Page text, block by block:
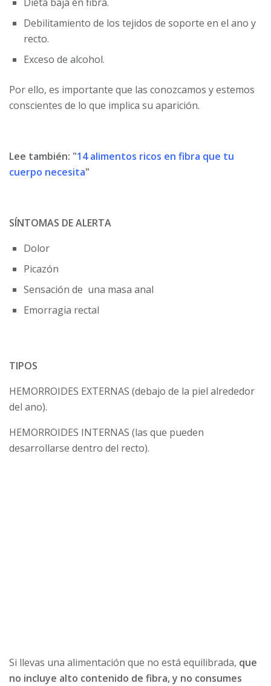
Debilitamiento de los tejidos de soporte en el ano y
recto.
Exceso de alcohol.
Por ello, es importante que las conozcamos y estemos
conscientes de lo que implica su aparición.
Lee también: "14 alimentos ricos en fibra que tu
cuerpo necesita"
SÍNTOMAS DE ALERTA
Dolor
Picazón
Sensación de una masa anal
Emorragia rectal
TIPOS
HEMORROIDES EXTERNAS (debajo de la piel alrededor
del ano).
HEMORROIDES INTERNAS (las que pueden
desarrollarse dentro del recto).
Si llevas una alimentación que no está equilibrada, que
no incluye alto contenido de fibra, y no consumes